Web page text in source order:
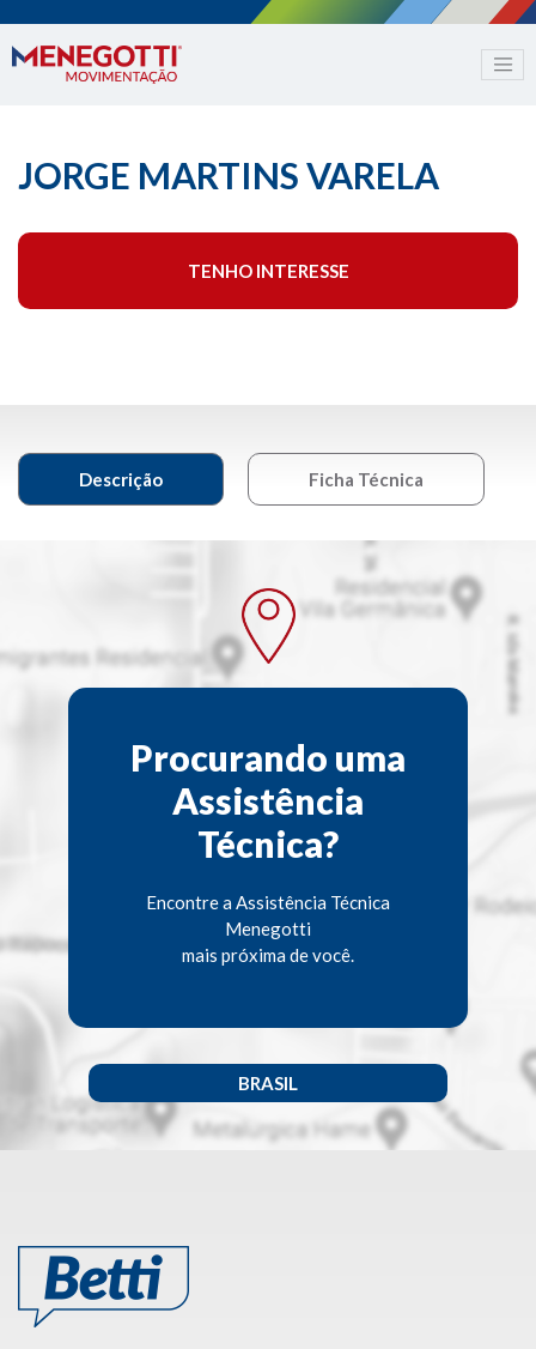
JORGE MARTINS VARELA
TENHO INTERESSE
Descrição Ficha Técnica
Procurando uma
Assistência
Técnica?
Encontre a Assistência Técnica
Menegotti
mais próxima de você.
BRASIL